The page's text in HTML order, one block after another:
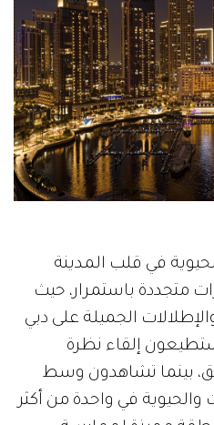
في قلب المدينة
متجددة باستمرار، حيث
الجميلة على دبي
إلقاء نظرة
بينما تشاهدون وسط
والحيوية في واحدة من أكثر